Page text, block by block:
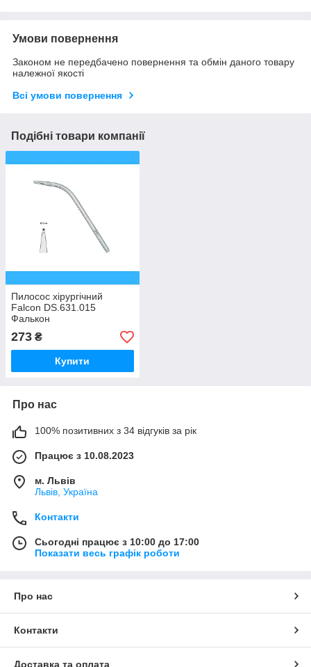
Умови повернення
Законом не передбачено повернення та обмін даного товару
належної якості
Всі умови повернення
Подібні товари компанії
Пилосос хірургічний
Falcon DS.631.015
Фалькон
273 ₴
Купити
Про нас
100% позитивних з 34 відгуків за рік
Працює з 10.08.2023
м. Львів
Львів, Україна
Контакти
Сьогодні працює з 10:00 до 17:00
Показати весь графік роботи
Про нас
Контакти
Доставка та оплата